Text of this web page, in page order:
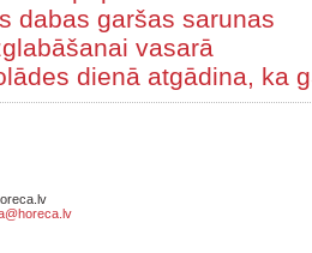
dabas garšas sarunas
vasarā
dienā atgādina, ka